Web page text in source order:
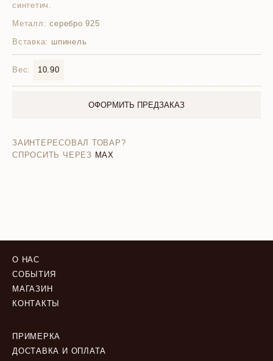
синтетич.
Металл: серебро 925
Вставка: шпинель
Вес: 10.90
ОФОРМИТЬ ПРЕДЗАКАЗ
ЗАИНТЕРЕСОВАЛ ТОВАР?
СПРОСИТЬ ЧЕРЕЗ MAX
О НАС
СОБЫТИЯ
МАГАЗИН
КОНТАКТЫ
ПРИМЕРКА
ДОСТАВКА И ОПЛАТА